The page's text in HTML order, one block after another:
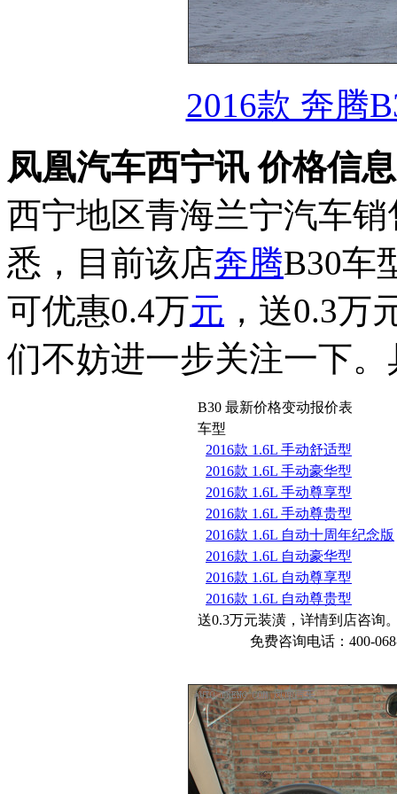
2016款 奔腾
凤凰汽车西宁讯 价格信
西宁地区青海兰宁汽车
悉，目前该店奔腾B30车
可优惠0.4万元 ，送0.3万
们不妨进一步关注一下
B30 最新价格变动报价表
车型
2016款 1.6L 手动舒适型
2016款 1.6L 手动豪华型
2016款 1.6L 手动尊享型
2016款 1.6L 手动尊贵型
2016款 1.6L 自动十周年纪念版
2016款 1.6L 自动豪华型
2016款 1.6L 自动尊享型
2016款 1.6L 自动尊贵型
送0.3万元装潢，详情到店咨询
免费咨询电话：400-